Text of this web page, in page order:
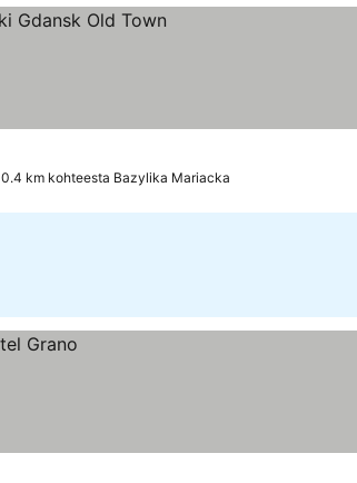
0.4 km kohteesta Bazylika Mariacka